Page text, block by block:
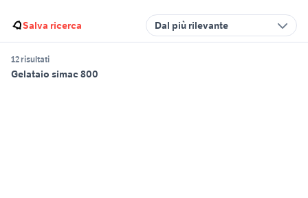
Salva ricerca Dal più rilevante
12 risultati
Gelataio simac 800